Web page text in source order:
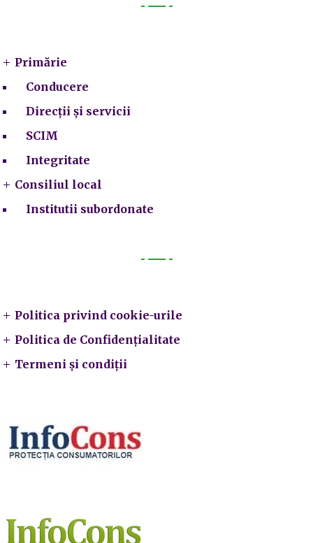
Primărie
Conducere
Direcții și servicii
SCIM
Integritate
Consiliul local
Institutii subordonate
Politica privind cookie-urile
Politica de Confidențialitate
Termeni și condiții